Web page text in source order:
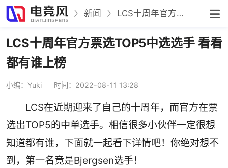
新闻 LCS十周年官方票选TOP5中选选手 看看都有谁上榜
LCS十周年官方票选TOP5中选选手 看看
都有谁上榜
小编：Yuki 时间：2022-08-11 13:28
LCS在近期迎来了自己的十周年，而官方在票
选出TOP5的中单选手。相信很多小伙伴一定很想
知道都有谁，下面就一起看下详情吧！你绝对想不
到，第一名竟是Bjergsen选手！